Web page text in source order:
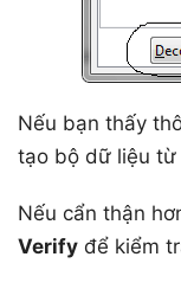
Nếu bạn thấy
tạo bộ dữ liệu
Nếu cẩn thận
Verify để kiểm